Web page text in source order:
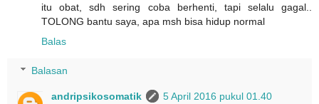
itu obat, sdh sering coba berhenti, tapi selalu gagal..
TOLONG bantu saya, apa msh bisa hidup normal
Balas
Balasan
andripsikosomatik
5 April 2016 pukul 01.40